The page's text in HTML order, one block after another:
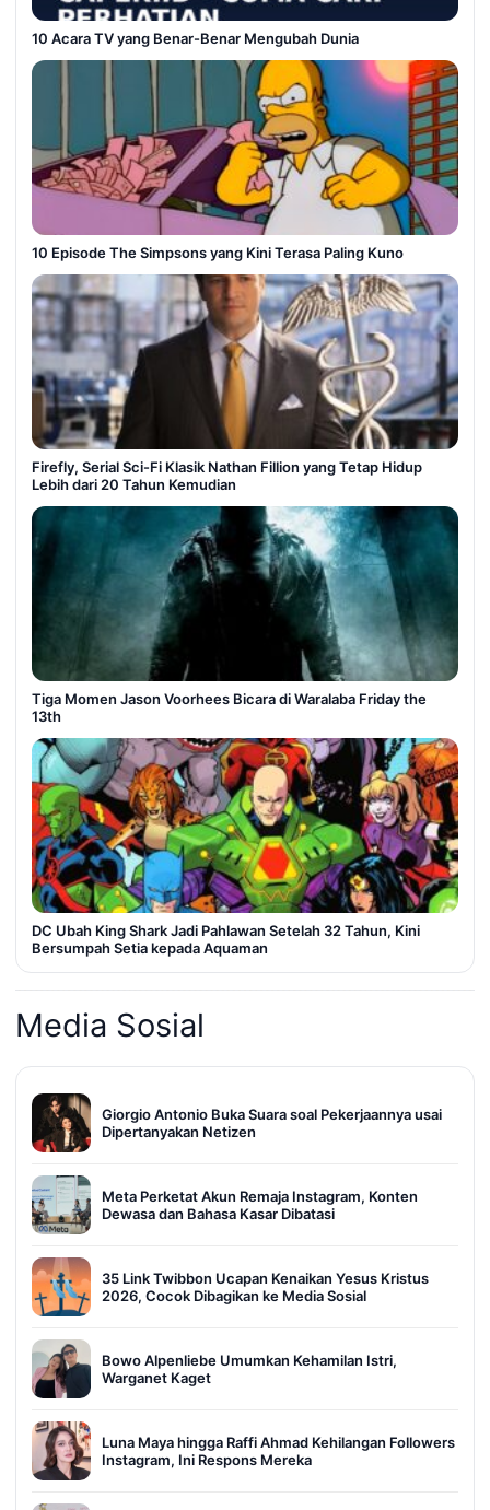
10 Acara TV yang Benar-Benar Mengubah Dunia
10 Episode The Simpsons yang Kini Terasa Paling Kuno
Firefly, Serial Sci-Fi Klasik Nathan Fillion yang Tetap Hidup
Lebih dari 20 Tahun Kemudian
Tiga Momen Jason Voorhees Bicara di Waralaba Friday the
13th
DC Ubah King Shark Jadi Pahlawan Setelah 32 Tahun, Kini
Bersumpah Setia kepada Aquaman
Media Sosial
Giorgio Antonio Buka Suara soal Pekerjaannya usai
Dipertanyakan Netizen
Meta Perketat Akun Remaja Instagram, Konten
Dewasa dan Bahasa Kasar Dibatasi
35 Link Twibbon Ucapan Kenaikan Yesus Kristus
2026, Cocok Dibagikan ke Media Sosial
Bowo Alpenliebe Umumkan Kehamilan Istri,
Warganet Kaget
Luna Maya hingga Raffi Ahmad Kehilangan Followers
Instagram, Ini Respons Mereka